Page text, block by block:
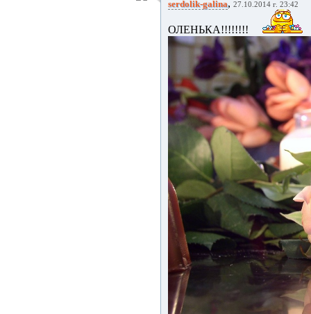
serdolik-galina, 27.10.2014 г. 23:42
ОЛЕНЬКА!!!!!!!!